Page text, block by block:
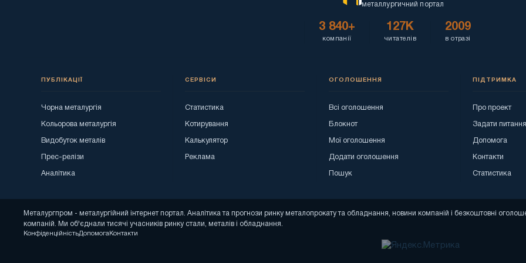
металлургичний портал
3 840+
компанії
127K
читателів
2009
в отразі
ПУБЛІКАЦІЇ
Чорна металургія
Кольорова металургія
Видобуток металів
Прес-релізи
Аналітика
СЕРВІСИ
Статистика
Котирування
Калькулятор
Реклама
ОГОЛОШЕННЯ
Всі оголошення
Блокнот
Мої оголошення
Додати оголошення
Пошук
ПІДТРИМКА
Про проект
Задати питання
Допомога
Контакти
Статистика
Металургпром - металургійний інтернет портал. Аналітика та прогнози ринку металопрокату та обладнання, новини компаній і безкоштовні
компаній. Ми об'єднали тисячі учасників ринку стали, металів і обладнання.
КонфіденційністьДопомога Контакти